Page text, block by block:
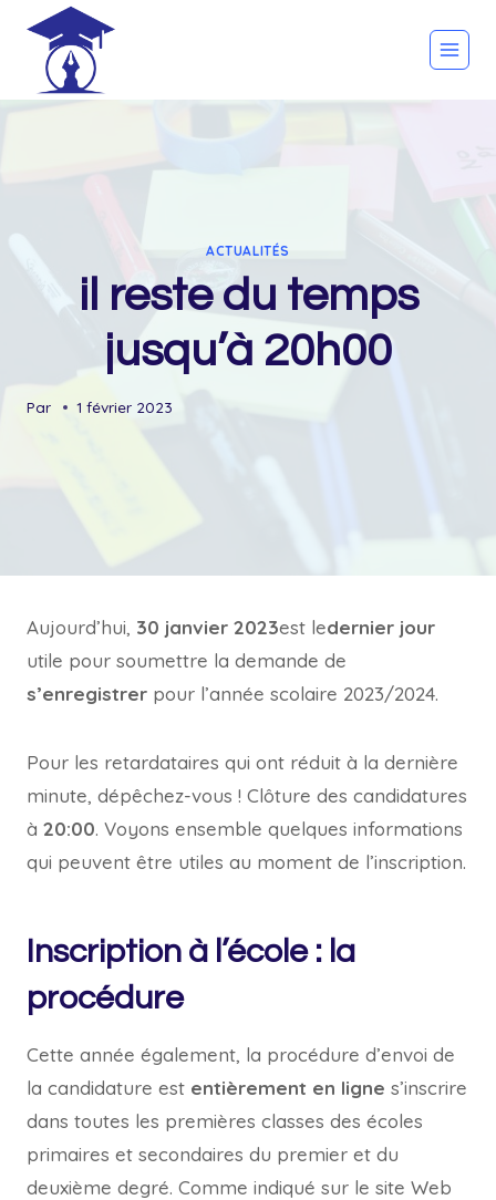
content
ACTUALITÉS
il reste du temps
jusqu’à 20h00
Par 1 février 2023
Aujourd’hui, 30 janvier 2023est ledernier jour
utile pour soumettre la demande de
s’enregistrer pour l’année scolaire 2023/2024.
Pour les retardataires qui ont réduit à la dernière
minute, dépêchez-vous ! Clôture des candidatures
à 20:00. Voyons ensemble quelques informations
qui peuvent être utiles au moment de l’inscription.
Inscription à l’école : la
procédure
Cette année également, la procédure d’envoi de
la candidature est entièrement en ligne s’inscrire
dans toutes les premières classes des écoles
primaires et secondaires du premier et du
deuxième degré. Comme indiqué sur le site Web